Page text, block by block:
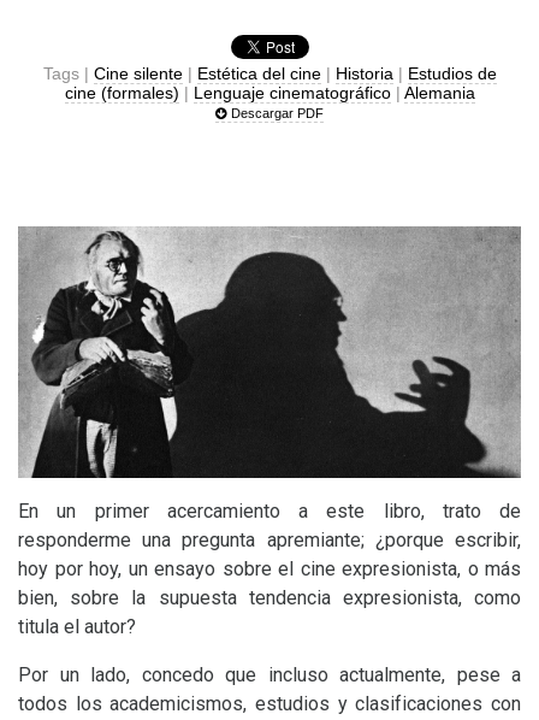
Tags | Cine silente| Estética del cine| Historia | Estudios de
cine (formales) | Lenguaje cinematográfico| Alemania
Descargar PDF
En un primer acercamiento a este libro, trato de
responderme una pregunta apremiante; ¿porque escribir,
hoy por hoy, un ensayo sobre el cine expresionista, o más
bien, sobre la supuesta tendencia expresionista, como
titula el autor?
Por un lado, concedo que incluso actualmente, pese a
todos los academicismos, estudios y clasificaciones con